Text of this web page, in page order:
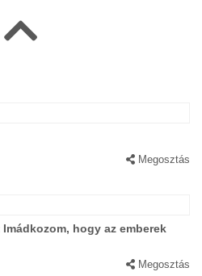
Megosztás
hogy az emberek
Megosztás